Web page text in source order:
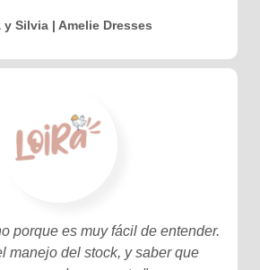
y Silvia | Amelie Dresses
porque es muy fácil de entender.
manejo del stock, y saber que